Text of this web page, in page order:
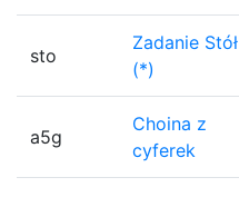
sto
Zadanie Stół
(*)
a5g
Choina z
cyferek